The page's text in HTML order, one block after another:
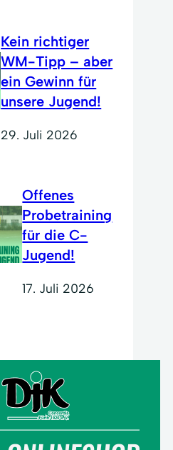
Kein richtiger
WM-Tipp – aber
ein Gewinn für
unsere Jugend!
29. Juli 2026
Offenes
Probetraining
für die C-
Jugend!
17. Juli 2026